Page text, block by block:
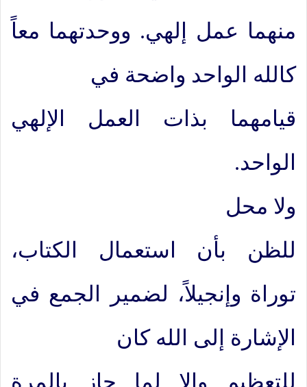
منهما عمل إلهي. ووحدتهما معاً
كالله الواحد واضحة في
قيامهما بذات العمل الإلهي
الواحد.
ولا محل
للظن بأن استعمال الكتاب،
توراة وإنجيلاً، لضمير الجمع في
الإشارة إلى الله كان
للتعظيم وإلا لما جاز بالمرة